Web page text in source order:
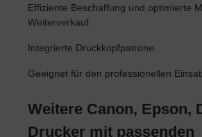
Effiziente Beschaffung und optimierte
Weiterverkauf.
Integrierte Druckkopfpatrone.
Geeignet für den professionellen
Weitere Canon, Epson,
Drucker mit passenden